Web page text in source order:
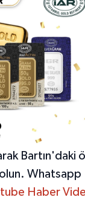
Bartın'daki
Whatsapp
Haber